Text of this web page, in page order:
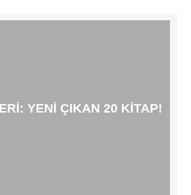
YENI ÇIKAN 20 KITAP!